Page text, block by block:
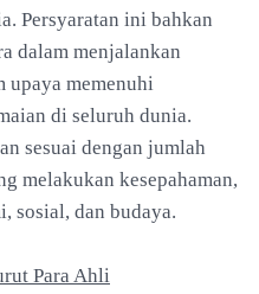
Persyaratan ini bahkan
dalam menjalankan
upaya memenuhi
di seluruh dunia.
sesuai dengan jumlah
melakukan kesepahaman,
sosial, dan budaya.
Para Ahli